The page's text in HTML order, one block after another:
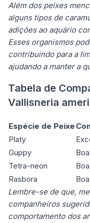
Além dos peixes
alguns tipos de
adições ao aquário
Esses organismos
contribuindo para a
ajudando a manter a
Tabela de
Vallisneria
Espécie de Peixe
Platy
Guppy
Boa
Tetra-neon
Boa
Rasbora
Boa
Lembre-se de que,
companheiros
comportamento dos